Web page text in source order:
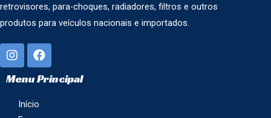
retrovisores, para-choques, radiadores, filtros e outros
produtos para veículos nacionais e importados.
Menu Principal
Início